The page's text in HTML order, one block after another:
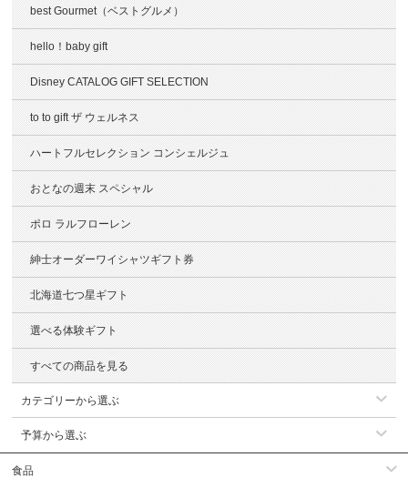
best Gourmet（ベストグルメ）
hello！baby gift
Disney CATALOG GIFT SELECTION
to to gift ザ ウェルネス
ハートフルセレクション コンシェルジュ
おとなの週末 スペシャル
ポロ ラルフローレン
紳士オーダーワイシャツギフト券
北海道七つ星ギフト
選べる体験ギフト
すべての商品を見る
カテゴリーから選ぶ
予算から選ぶ
食品